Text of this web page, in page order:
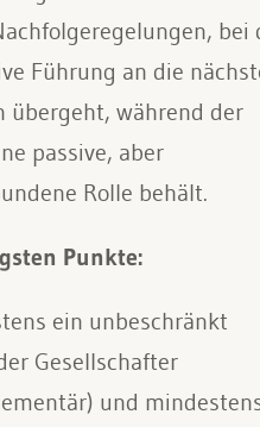
bei
Führung an die
übergeht, während der
passive, aber
Rolle behält.
Punkte:
ein unbeschränkt
Gesellschafter
und